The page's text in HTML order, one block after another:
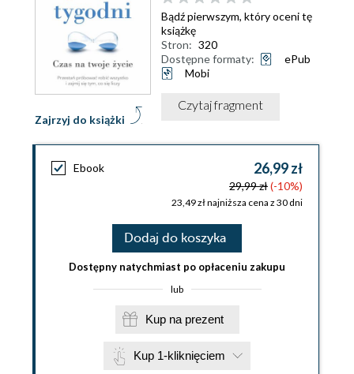
Zajrzyj do książki
Bądź pierwszym, który oceni tę
książkę
Stron: 320
Dostępne formaty:
ePub
Mobi
Czytaj fragment
Ebook 26,99 zł
29,99 zł(-10%)
23,49 zł najniższa cena z 30 dni
Dodaj do koszyka
Dostępny natychmiast po opłaceniu zakupu
lub
Kup na prezent
Kup 1-kliknięciem